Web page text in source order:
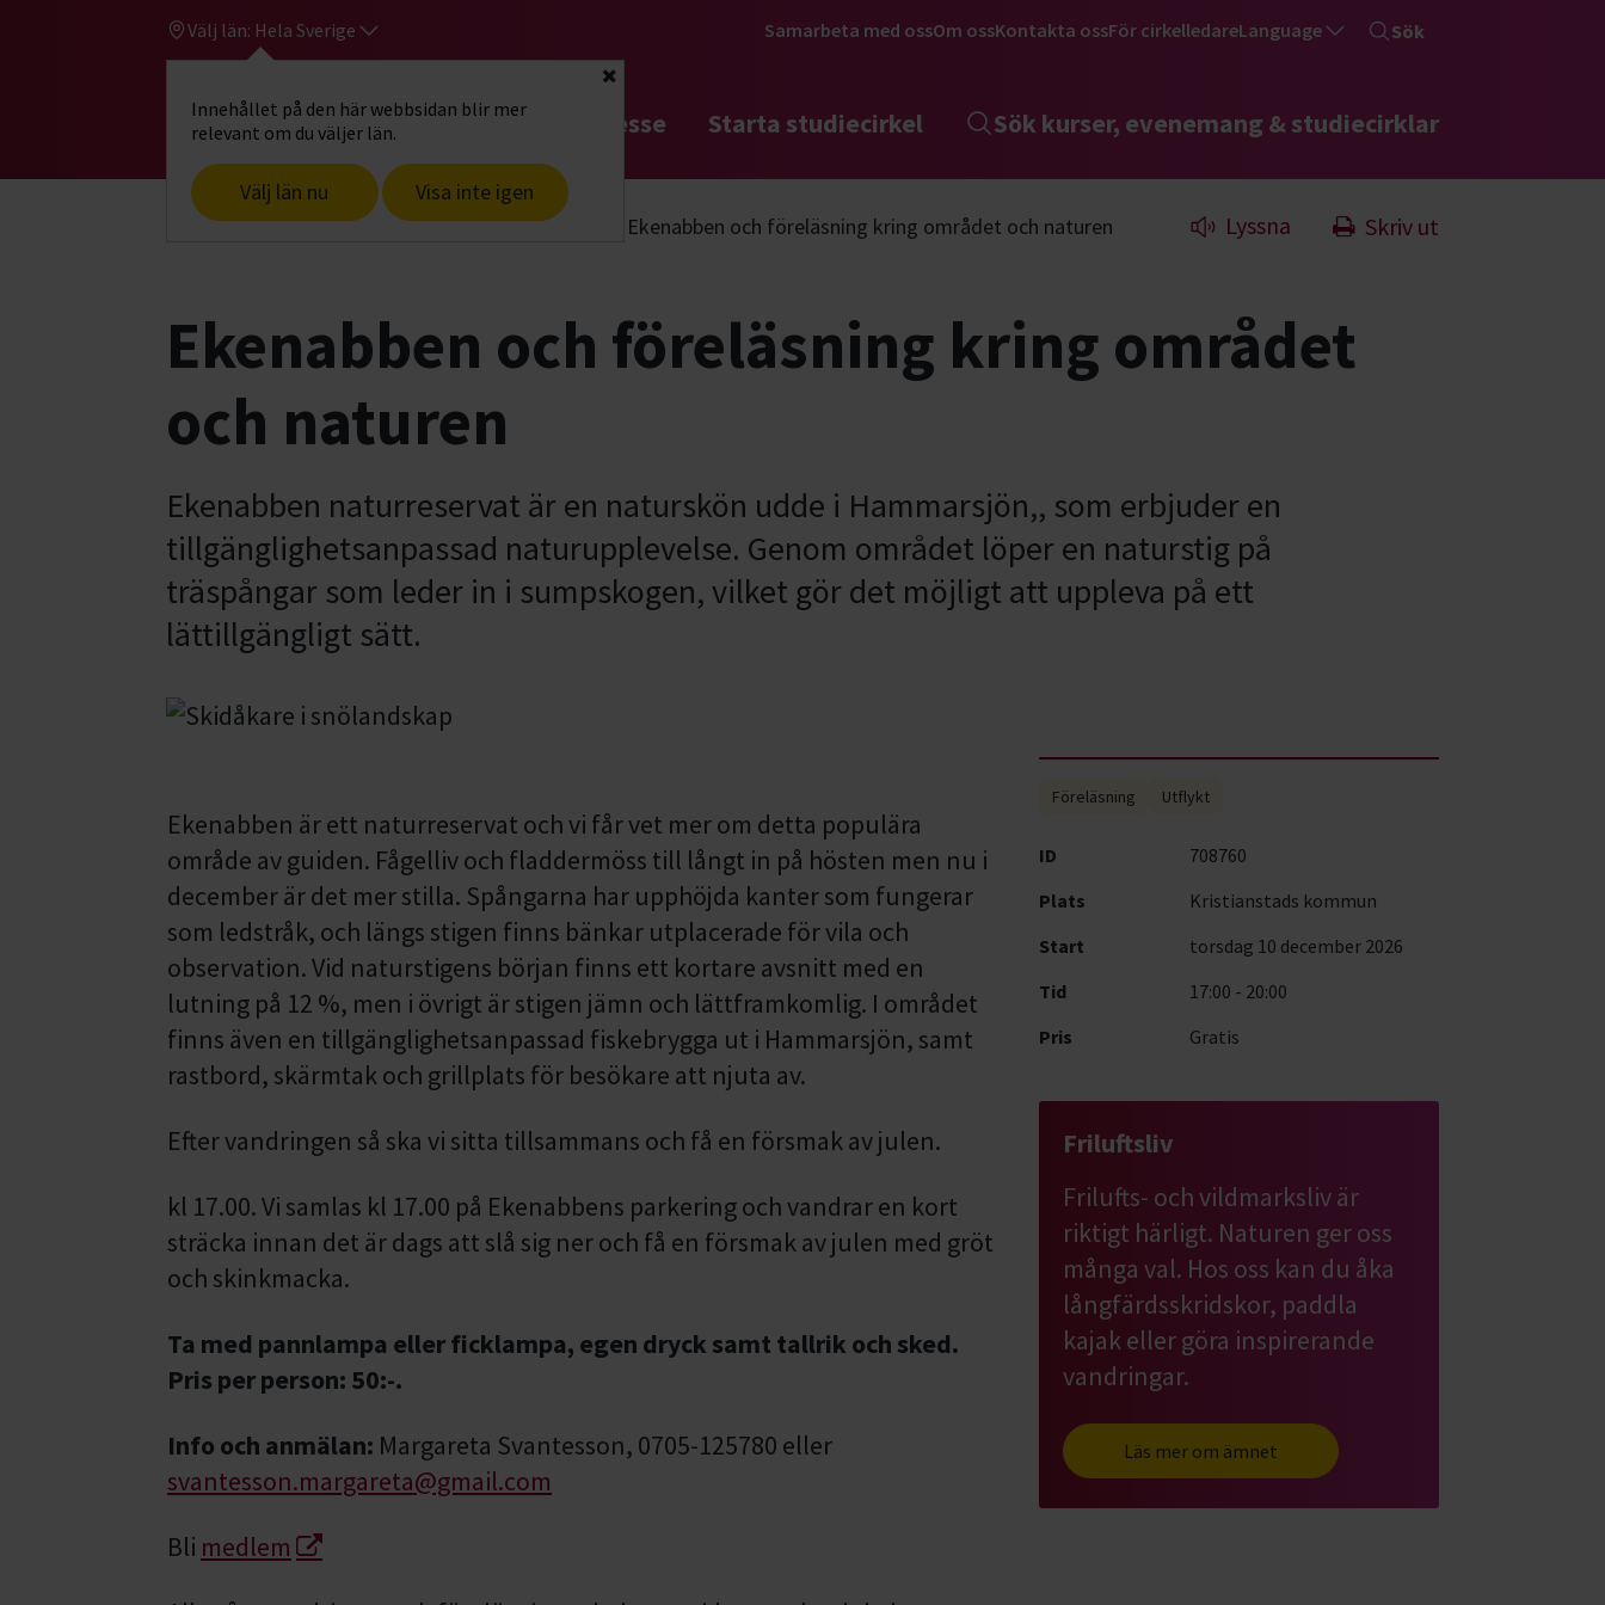
Välj län: Hela Sverige
Innehållet på den här webbsidan blir mer
relevant om du väljer län.
Välj län nu Visa inte igen
Stäng
Samarbeta med ossOm ossKontakta ossFör cirkelledareLanguage Sök
Gå till studiefrämjandets startsidaHitta intresse Starta studiecirkel Sök kurser, evenemang & studiecirklar
Start Hitta intresse Djur & natur Friluftsliv Ekenabben och föreläsning kring området och naturen Lyssna Skriv ut
Ekenabben och föreläsning kring området
och naturen
​Ekenabben naturreservat är en naturskön udde i Hammarsjön,, som erbjuder en
tillgänglighetsanpassad naturupplevelse. Genom området löper en naturstig på
träspångar som leder in i sumpskogen, vilket gör det möjligt att uppleva på ett
lättillgängligt sätt.
Ekenabben är ett naturreservat och vi får vet mer om detta populära
område av guiden. Fågelliv och fladdermöss till långt in på hösten men nu i
december är det mer stilla. Spångarna har upphöjda kanter som fungerar
som ledstråk, och längs stigen finns bänkar utplacerade för vila och
observation. Vid naturstigens början finns ett kortare avsnitt med en
lutning på 12 %, men i övrigt är stigen jämn och lättframkomlig. I området
finns även en tillgänglighetsanpassad fiskebrygga ut i Hammarsjön, samt
rastbord, skärmtak och grillplats för besökare att njuta av.
Efter vandringen så ska vi sitta tillsammans och få en försmak av julen.
kl 17.00. Vi samlas kl 17.00 på Ekenabbens parkering och vandrar en kort
sträcka innan det är dags att slå sig ner och få en försmak av julen med gröt
och skinkmacka.
Ta med pannlampa eller ficklampa, egen dryck samt tallrik och sked.
Pris per person: 50:-.
Info och anmälan: Margareta Svantesson, 0705-125780 eller
svantesson.margareta@gmail.com
Bli medlem
Föreläsning Utflykt
ID
708760
Plats
Kristianstads kommun
Start
torsdag 10 december 2026
Tid
17:00 - 20:00
Pris
Gratis
Friluftsliv
Frilufts- och vildmarksliv är
riktigt härligt. Naturen ger oss
många val. Hos oss kan du åka
långfärdsskridskor, paddla
kajak eller göra inspirerande
vandringar.
Läs mer om ämnet